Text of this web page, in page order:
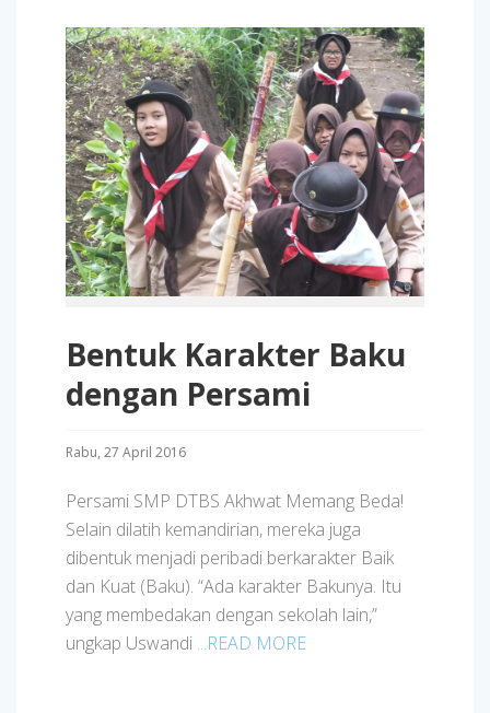
Bentuk Karakter Baku
dengan Persami
Rabu, 27 April 2016
Persami SMP DTBS Akhwat Memang Beda!
Selain dilatih kemandirian, mereka juga
dibentuk menjadi peribadi berkarakter Baik
dan Kuat (Baku). “Ada karakter Bakunya. Itu
yang membedakan dengan sekolah lain,”
ungkap Uswandi ...READ MORE